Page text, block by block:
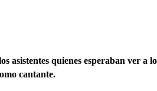
asistentes quienes esperaban ver a
cantante.